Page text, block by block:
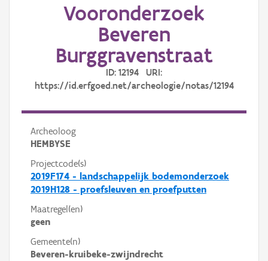
Vooronderzoek
Beveren
Burggravenstraat
ID: 12194 URI:
https://id.erfgoed.net/archeologie/notas/12194
Archeoloog
HEMBYSE
Projectcode(s)
2019F174 - landschappelijk bodemonderzoek
2019H128 - proefsleuven en proefputten
Maatregel(en)
geen
Gemeente(n)
Beveren-kruibeke-zwijndrecht